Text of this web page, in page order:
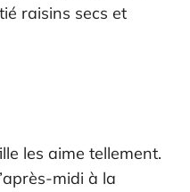
raisins secs et
les aime tellement.
midi à la